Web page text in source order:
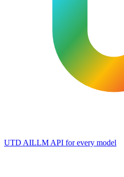
UTD AILLM API for every model